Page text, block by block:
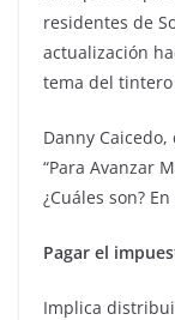
residentes de
actualización
tema del
Danny
“Para Avanzar
¿Cuáles son?
Pagar el
Implica